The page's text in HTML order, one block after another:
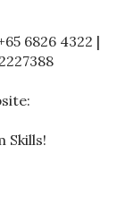
6826 4322 |
Skills!